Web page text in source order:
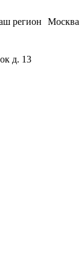
Москва
регион
д. 13